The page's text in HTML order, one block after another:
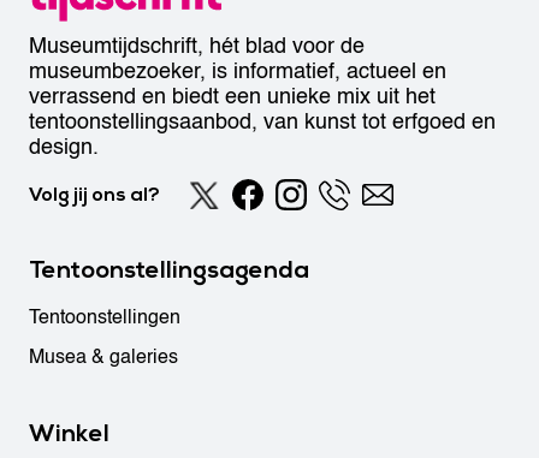
Museumtijdschrift, hét blad voor de
museumbezoeker, is informatief, actueel en
verrassend en biedt een unieke mix uit het
tentoonstellingsaanbod, van kunst tot erfgoed en
design.
Volg jij ons al?
Tentoonstellingsagenda
Tentoonstellingen
Musea & galeries
Winkel